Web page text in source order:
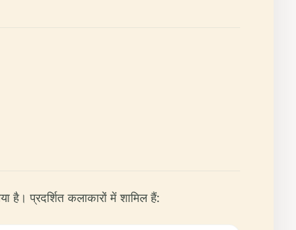
प्रदर्शित कलाकारों में शामिल हैं: